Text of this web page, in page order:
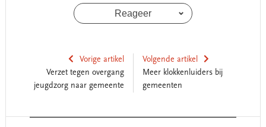
Reageer
Vorige artikel
Verzet tegen overgang
jeugdzorg naar gemeente
Volgende artikel
Meer klokkenluiders bij
gemeenten